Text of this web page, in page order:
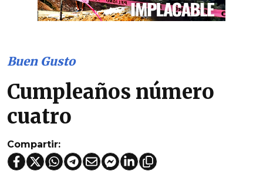
Buen Gusto
Cumpleaños número
cuatro
Compartir: